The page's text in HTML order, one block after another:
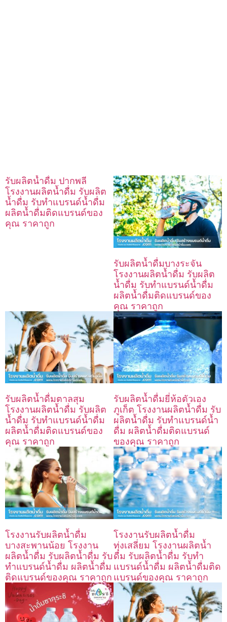
รับผลิตน้ำดื่ม ปากพลี
โรงงานผลิตน้ำดื่ม รับผลิต
น้ำดื่ม รับทำแบรนด์น้ำดื่ม
ผลิตน้ำดื่มติดแบรนด์ของ
คุณ ราคาถูก
รับผลิตน้ำดื่มบางระจัน
โรงงานผลิตน้ำดื่ม รับผลิต
น้ำดื่ม รับทำแบรนด์น้ำดื่ม
ผลิตน้ำดื่มติดแบรนด์ของ
คุณ ราคาถูก
รับผลิตน้ำดื่มตาลสุม
โรงงานผลิตน้ำดื่ม รับผลิต
น้ำดื่ม รับทำแบรนด์น้ำดื่ม
ผลิตน้ำดื่มติดแบรนด์ของ
คุณ ราคาถูก
รับผลิตน้ำดื่มยี่ห้อตัวเอง
ภูเก็ต โรงงานผลิตน้ำดื่ม รับ
ผลิตน้ำดื่ม รับทำแบรนด์น้ำ
ดื่ม ผลิตน้ำดื่มติดแบรนด์
ของคุณ ราคาถูก
โรงงานรับผลิตน้ำดื่ม
บางสะพานน้อย โรงงาน
ผลิตน้ำดื่ม รับผลิตน้ำดื่ม รับ
ทำแบรนด์น้ำดื่ม ผลิตน้ำดื่ม
ติดแบรนด์ของคุณ ราคาถูก
โรงงานรับผลิตน้ำดื่ม
ทุ่งเสลี่ยม โรงงานผลิตน้ำ
ดื่ม รับผลิตน้ำดื่ม รับทำ
แบรนด์น้ำดื่ม ผลิตน้ำดื่มติด
แบรนด์ของคุณ ราคาถูก